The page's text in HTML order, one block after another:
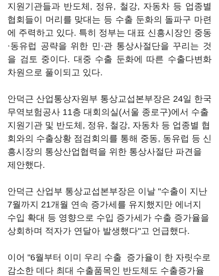
지원기관들과 반도체, 정유, 철강, 자동차 등 업종별
협회들이 머리를 맞대는 등 수출 둔화의 돌파구 마련
에 주력하고 있다. 특히 정부는 대표 신흥시장인 중동
·동유럽 공략을 위한 민·관 통상사절단을 꾸리는 것
을 검토 중이다. 대중 수출 둔화에 따른 수출다변화
차원으로 풀이되고 있다.
안덕근 산업통상자원부 통상교섭본부장은 24일 한국
무역보험공사 11층 대회의실(서울 종로구)에서 수출
지원기관 및 반도체, 정유, 철강, 자동차 등 업종별 협
회와의 수출상황 점검회의를 통해 중동, 동유럽 등 신
흥시장의 통상산업협력을 위한 통상사절단 파견을
제안했다.
안덕근 산업부 통상교섭본부장은 이날 "수출이 지난
7월까지 21개월 연속 증가세를 유지했지만 에너지
수입 확대 등 영향으로 수입 증가세가 수출 증가율을
상회하며 적자가 연달아 발생했다"고 언급했다.
이어 "6월부터 이미 우리 수출 증가율이 한 자릿수로
감소한 데다 최대 수출품목인 반도체도 수출증가율